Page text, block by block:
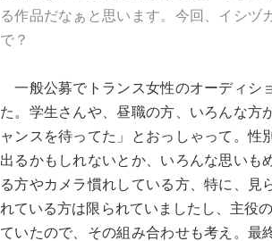
る作品だなぁと思います。今回、イシヅ
で？
一般公募でトランス女性のオーディシ
た。学生さんや、昼職の方、いろんな方
ャンスを待ってた」とおっしゃって。性
出るかもしれないとか、いろんな思いも
る方やカメラ慣れしている方、特に、見
れている方は限られていましたし、主役
ていたので、その組み合わせも考え。最